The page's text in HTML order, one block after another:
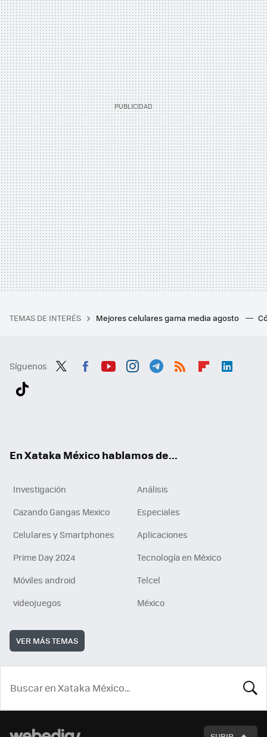
TEMAS DE INTERÉS Mejores celulares gama media agosto
Síguenos
En Xataka México hablamos de...
Investigación
Análisis
Cazando Gangas Mexico
Especiales
Celulares y Smartphones
Aplicaciones
Prime Day 2024
Tecnología en México
Móviles android
Telcel
videojuegos
México
VER MÁS TEMAS